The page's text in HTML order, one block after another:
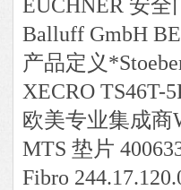
EUCHNER 安全
Balluff GmbH
产品定义
XECRO TS46T-
欧美专业集成商
MTS 垫片
Fibro